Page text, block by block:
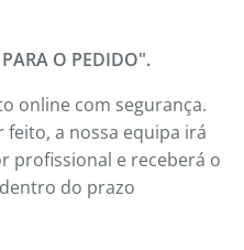
PARA O PEDIDO".
online com segurança.
a nossa equipa irá
profissional e receberá o
do prazo